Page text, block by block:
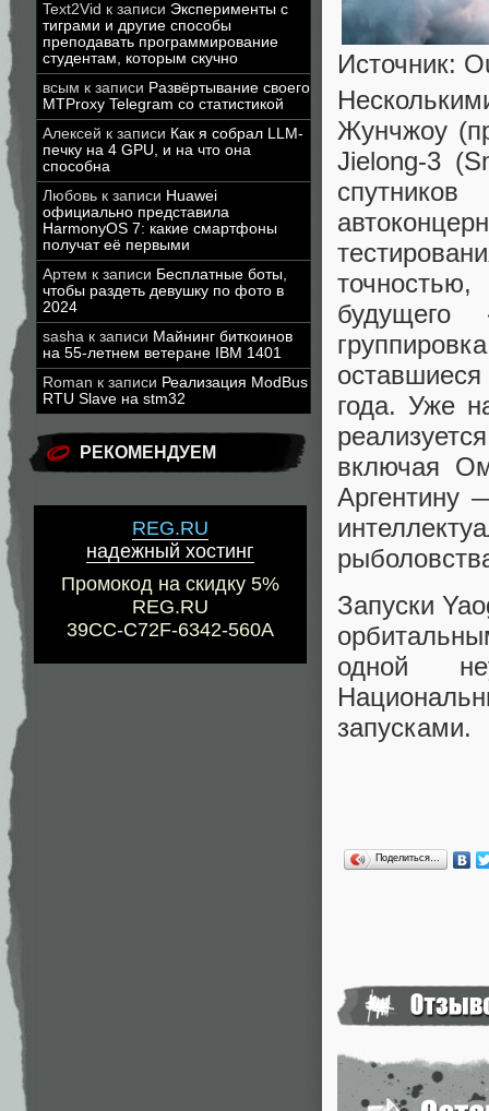
Text2Vid к записи Эксперименты с
тиграми и другие способы
преподавать программирование
студентам, которым скучно
всым к записи Развёртывание своего
MTProxy Telegram со статистикой
Алексей к записи Как я собрал LLM-
печку на 4 GPU, и на что она
способна
Любовь к записи Huawei
официально представила
HarmonyOS 7: какие смартфоны
получат её первыми
Артем к записи Бесплатные боты,
чтобы раздеть девушку по фото в
2024
sasha к записи Майнинг биткоинов
на 55-летнем ветеране IBM 1401
Roman к записи Реализация ModBus
RTU Slave на stm32
РЕКОМЕНДУЕМ
REG.RU
надежный хостинг
Промокод на скидку 5%
REG.RU
39CC-C72F-6342-560A
Источник:
Жунчжоу
Jielong-3
будущего
года. Уже
включая
Аргентину
Запуски
одной
запусками.
Поделиться…